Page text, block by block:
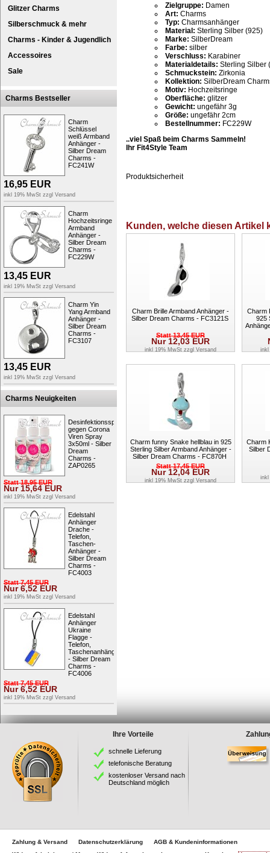
Glitzer Charms
Silberschmuck & mehr
Charms - Kinder & Jugendlich
Accessoires
Sale
Charms Bestseller
Charm
Schlüssel
weiß Armband
Anhänger -
Silber Dream
Charms -
FC241W
16,95 EUR
inkl 19% MwSt zzgl Versand
Charm
Hochzeitsringe
Armband
Anhänger -
Silber Dream
Charms -
FC229W
13,45 EUR
inkl 19% MwSt zzgl Versand
Charm Yin
Yang Armband
Anhänger -
Silber Dream
Charms -
FC3107
13,45 EUR
inkl 19% MwSt zzgl Versand
Charms Neuigkeiten
Desinfektionsspray
gegen Corona
Viren Spray
3x50ml - Silber
Dream
Charms -
ZAP0265
Statt18,95EUR
Nur15,64EUR
inkl 19% MwSt zzgl Versand
Edelstahl
Anhänger
Drache -
Telefon,
Taschen-
Anhänger -
Silber Dream
Charms -
FC4003
Statt7,45EUR
Nur6,52 EUR
inkl 19% MwSt zzgl Versand
Edelstahl
Anhänger
Ukraine
Flagge -
Telefon,
Taschenanhänger
- Silber Dream
Charms -
FC4006
Statt7,45EUR
Nur6,52EUR
inkl 19% MwSt zzgl Versand
Zielgruppe: Damen
Art: Charms
Typ: Charmsanhänger
Material: Sterling Silber (925)
Marke: SilberDream
Farbe: silber
Verschluss: Karabiner
Materialdetails: Sterling Silber
Schmuckstein: Zirkonia
Kollektion: SilberDream
Motiv: Hochzeitsringe
Oberfläche: glitzer
Gewicht: ungefähr 3g
Größe: ungefähr 2cm
Bestellnummer: FC229W
..viel Spaß beim Charms Sammeln!
Ihr Fit4Style Team
Produktsicherheit
Kunden, welche diesen Artikel
Charm Brille Armband Anhänger -
Silber Dream Charms - FC3121S
Statt13,45EUR
Nur 12,03 EUR
inkl 19% MwSt zzgl Versand
Charm
925
Charm funny Snake hellblau in 925
Sterling Silber Armband Anhänger -
Silber Dream Charms - FC870H
Statt17,45EUR
Nur 12,04 EUR
inkl 19% MwSt zzgl Versand
Charm
Silber
Ihre Vorteile
schnelle Lieferung
telefonische Beratung
kostenloser Versand nach
Deutschland möglich
Zahlung & Versand Datenschutzerklärung
AGB & Kundeninformationen